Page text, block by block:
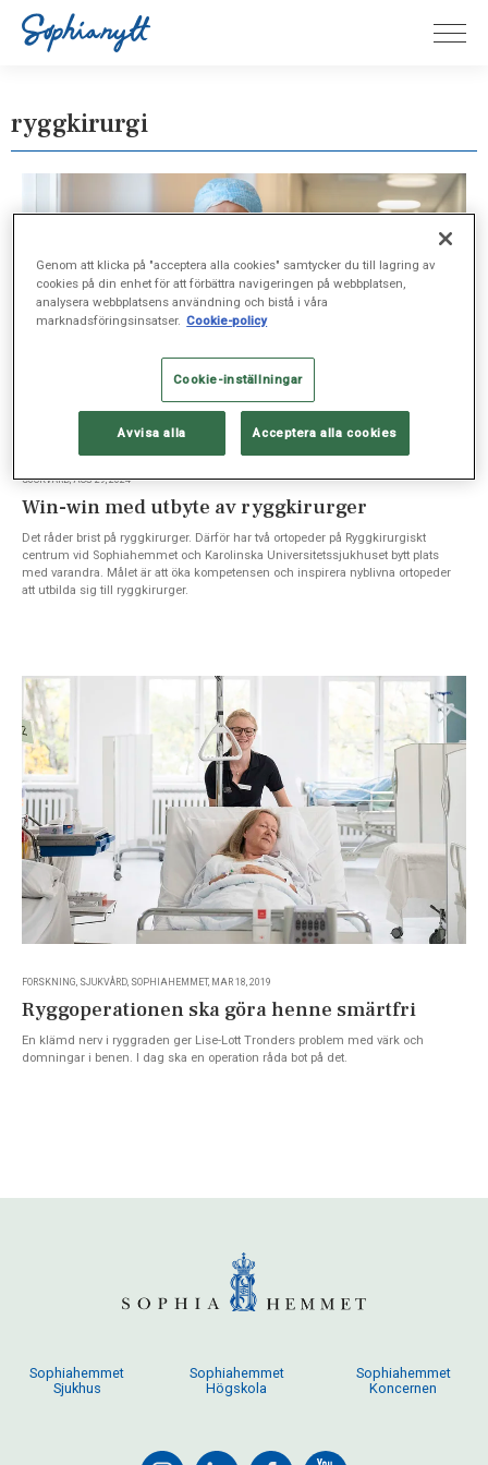
ryggkirurgi
SJUKVÅRD, AUG 29, 2024
Win-win med utbyte av ryggkirurger
Det råder brist på ryggkirurger. Därför har två ortopeder på Ryggkirurgiskt
centrum vid Sophiahemmet och Karolinska Universitetssjukhuset bytt plats
med varandra. Målet är att öka kompetensen och inspirera nyblivna ortopeder
att utbilda sig till ryggkirurger.
FORSKNING, SJUKVÅRD, SOPHIAHEMMET, MAR 18, 2019
Ryggoperationen ska göra henne smärtfri
En klämd nerv i ryggraden ger Lise-Lott Tronders problem med värk och
domningar i benen. I dag ska en operation råda bot på det.
Sophiahemmet
Sjukhus
Sophiahemmet
Högskola
Sophiahemmet
Koncernen
Genom att klicka på "acceptera alla cookies" samtycker du till lagring av
cookies på din enhet för att förbättra navigeringen på webbplatsen,
analysera webbplatsens användning och bistå i våra
marknadsföringsinsatser. Cookie-policy
Cookie-inställningar
Avvisa alla Acceptera alla cookies